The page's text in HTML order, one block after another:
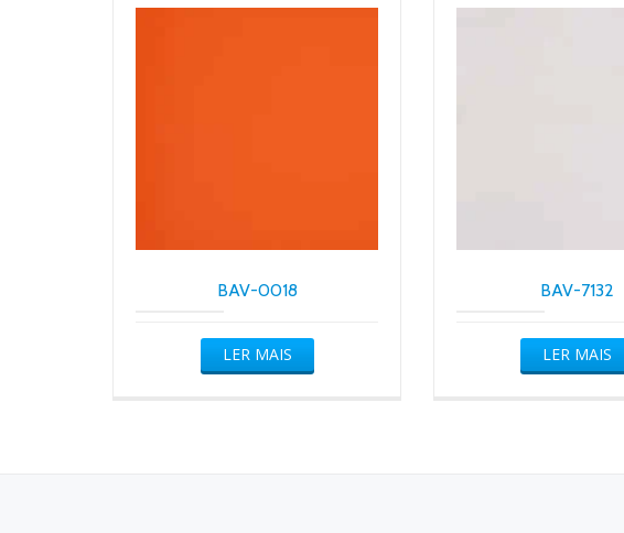
BAV-0018
LER MAIS
BAV-7132
LER MAIS